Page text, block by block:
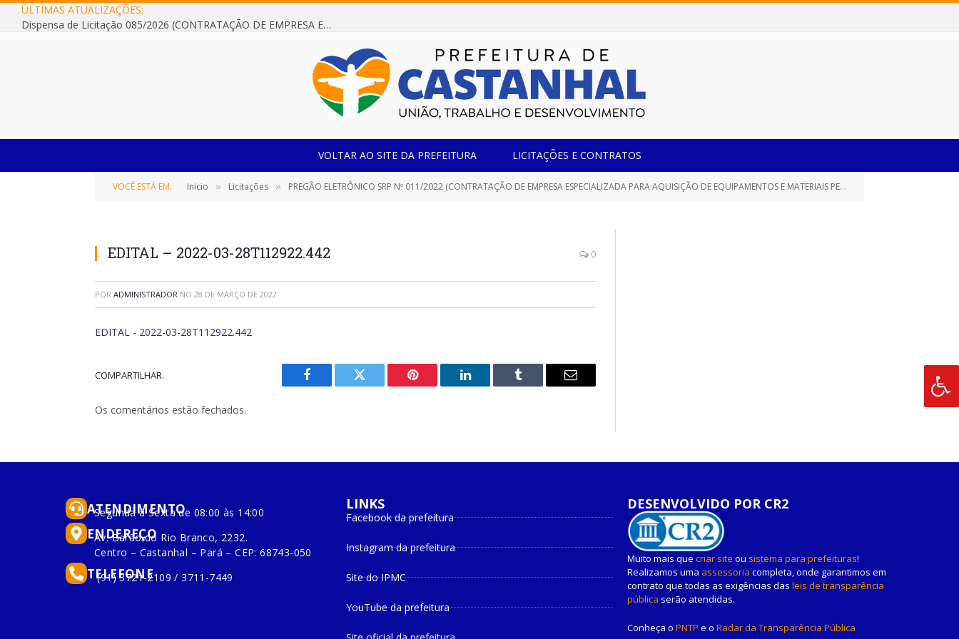
ÚLTIMAS ATUALIZAÇÕES:
Dispensa de Licitação 085/2026 (CONTRATAÇÃO DE EMPRESA ESPECIALIZADA NA FABRICAÇÃO DE MÓVEIS SOB MEDIDA COM ESTRUTURA METÁLICA EM METALON PARA ATENDIMENTO DAS NECESSIDADES DA SALA SIMOV DA EMEF MADRE MARIA VIGANÓ)
VOLTAR AO SITE DA PREFEITURA LICITAÇÕES E CONTRATOS
VOCÊ ESTÁ EM: Inicio » Licitações » PREGÃO ELETRÔNICO SRP Nº 011/2022 (CONTRATAÇÃO DE EMPRESA ESPECIALIZADA PARA AQUISIÇÃO DE EQUIPAMENTOS E MATERIAIS PERMANENTES)
EDITAL – 2022-03-28T112922.442 0
POR ADMINISTRADOR NO 28 DE MARÇO DE 2022
EDITAL - 2022-03-28T112922.442
COMPARTILHAR.
Facebook Twitter Pinterest
O
Tumblr
E-
Os comentários estão fechados.
ATENDIMENTO
Segunda à Sexta de 08:00 às 14:00
ENDEREÇO
Av. Barão do Rio Branco, 2232.
Centro – Castanhal – Pará – CEP: 68743-050
TELEFONE
(91) 3721-2109 / 3711-7449
LINKS
Facebook da prefeitura
Instagram da prefeitura
Site do IPMC
YouTube da prefeitura
DESENVOLVIDO POR CR2
Muito mais que criar site ou sistema para prefeituras!
Realizamos uma assessoria completa, onde garantimos em
contrato que todas as exigências das leis de transparência
pública serão atendidas.
Conheça o PNTP e o Radar da Transparência Pública